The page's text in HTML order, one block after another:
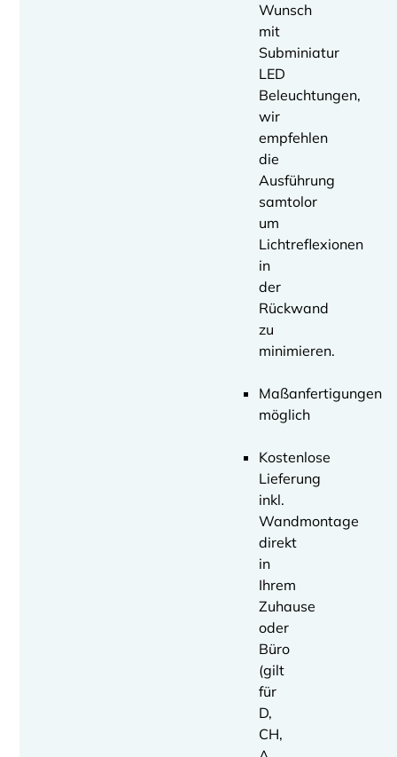
Wunsch
mit
Subminiatur
LED
Beleuchtungen,
wir
empfehlen
die
Ausführung
samtolor
um
Lichtreflexionen
in
der
Rückwand
zu
minimieren.
Maßanfertigungen
möglich
Kostenlose
Lieferung
inkl.
Wandmontage
direkt
in
Ihrem
Zuhause
oder
Büro
(gilt
für
D,
CH,